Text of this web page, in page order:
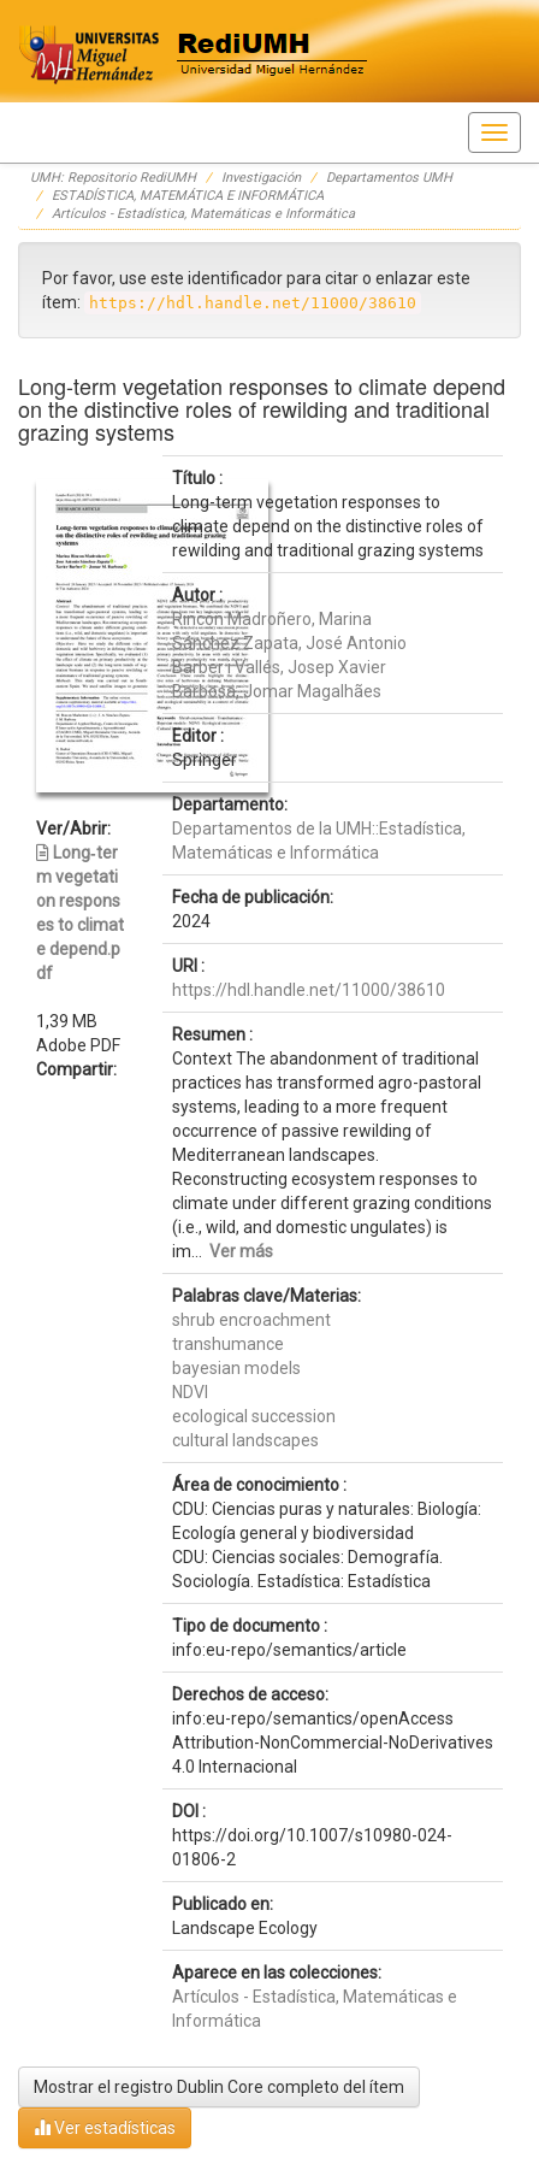
Skip
navigation
UMH: Repositorio RediUMH Investigación
Departamentos UMH
ESTADÍSTICA, MATEMÁTICA E INFORMÁTICA
Artículos - Estadística, Matemáticas e Informática
Por favor, use este identificador para citar o enlazar este
ítem:
https://hdl.handle.net/11000/38610
Long-term vegetation responses to climate depend
on the distinctive roles of rewilding and traditional
grazing systems
Ver/Abrir:
Long‐ter
m vegetati
on respons
es to climat
e depend.p
df
1,39 MB
Adobe PDF
Compartir:
Título :
Long-term vegetation responses to
climate depend on the distinctive roles of
rewilding and traditional grazing systems
Autor :
Rincón Madroñero, Marina
Sánchez Zapata, José Antonio
Barber i Vallés, Josep Xavier
Barbosa, Jomar Magalhães
Editor :
Springer
Departamento:
Departamentos de la UMH::Estadística,
Matemáticas e Informática
Fecha de publicación:
2024
URI :
https://hdl.handle.net/11000/38610
Resumen :
Context The abandonment of traditional
practices has transformed agro-pastoral
systems, leading to a more frequent
occurrence of passive rewilding of
Mediterranean landscapes.
Reconstructing ecosystem responses to
climate under different grazing conditions
(i.e., wild, and domestic ungulates) is
im... Ver más
Palabras clave/Materias:
shrub encroachment
transhumance
bayesian models
NDVI
ecological succession
cultural landscapes
Área de conocimiento :
CDU: Ciencias puras y naturales: Biología:
Ecología general y biodiversidad
CDU: Ciencias sociales: Demografía.
Sociología. Estadística: Estadística
Tipo de documento :
info:eu-repo/semantics/article
Derechos de acceso:
info:eu-repo/semantics/openAccess
Attribution-NonCommercial-NoDerivatives
4.0 Internacional
DOI :
https://doi.org/10.1007/s10980-024-
01806-2
Publicado en:
Landscape Ecology
Aparece en las colecciones:
Artículos - Estadística, Matemáticas e
Informática
Mostrar el registro Dublin Core completo del ítem
Ver estadísticas